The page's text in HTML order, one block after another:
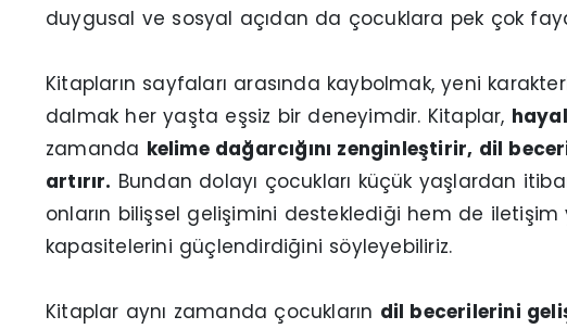
duygusal ve sosyal açıdan da çocuklara pek çok
Kitapların sayfaları arasında kaybolmak, yeni
dalmak her yaşta eşsiz bir deneyimdir. Kitaplar,
zamanda kelime dağarcığını zenginleştirir, dil
artırır. Bundan dolayı çocukları küçük yaşlardan
onların bilişsel gelişimini desteklediği hem de
kapasitelerini güçlendirdiğini söyleyebiliriz.
Kitaplar aynı zamanda çocukların dil becerilerini